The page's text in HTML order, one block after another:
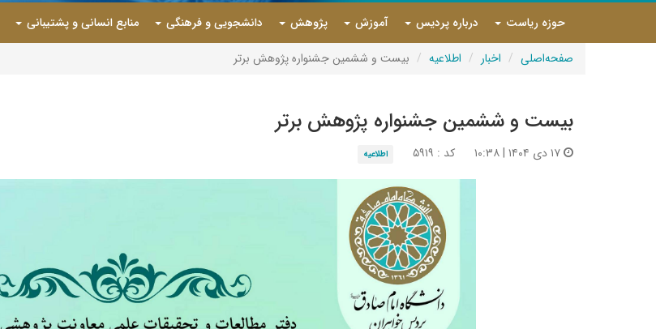
حوزه ریاست درباره پردیس آموزش پژوهش دانشجویی و فرهنگی منابع انسانی و پشتیبانی
صفحه‌اصلی اخبار اطلاعیه بیست و ششمین جشنواره پژوهش برتر
بیست و ششمین جشنواره پژوهش برتر
کد : ۵۹۱۹ اطلاعیه